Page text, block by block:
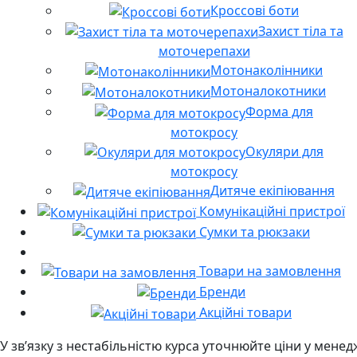
Кроссові боти
Захист тіла та
моточерепахи
Мотонаколінники
Мотоналокотники
Форма для
мотокросу
Окуляри для
мотокросу
Дитяче екіпіювання
Комунікаційні пристрої
Сумки та рюкзаки
Товари на замовлення
Бренди
Акційні товари
У звʼязку з нестабільністю курса уточнюйте ціни у